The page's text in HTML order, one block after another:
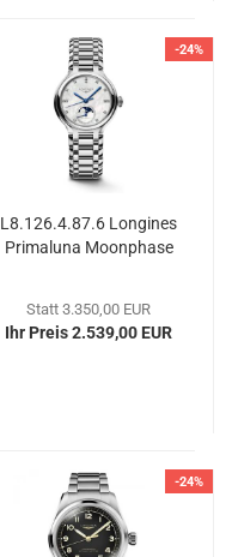
-24%
L8.126.4.87.6 Lon­gi­nes
Pri­mal­u­na Moon­pha­se
Statt 3.350,00 EUR
Ihr Preis 2.539,00 EUR
-24%